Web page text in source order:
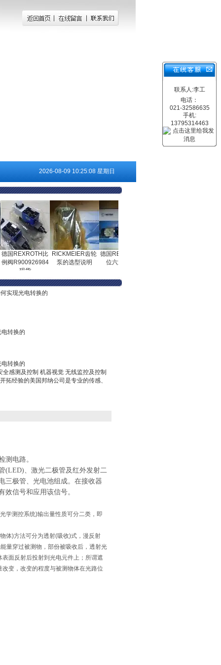
2026-08-09 10:25:08 星期日
比 RICKMEIER齿轮
泵的选型说明
德国REXROTH二
位六通换向阀
实现光电转换的
转换的
转换的
感测及控制 机器视觉 无线监控及控制
拓经验的美国邦纳公司是专业的传感、
测电路。
(LED)、激光二极管及红外发射二
三极管、光电池组成。在接收器
信号和应用该信号。
学测控系统)输出量性质可分二类，即
体)方法可分为透射(吸收)式，漫反射
量穿过被测物，部份被吸收后，透射光
面反射后投射到光电元件上；所谓遮
变，改变的程度与被测物体在光路位
联系人:李工
电话：
021-32586635
手机:
13795314463